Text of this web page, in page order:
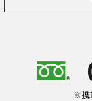
※携